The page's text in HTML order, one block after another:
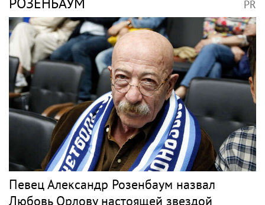
В России ликвидируют компанию Элджея
Барды
СЛЕПАКОВ